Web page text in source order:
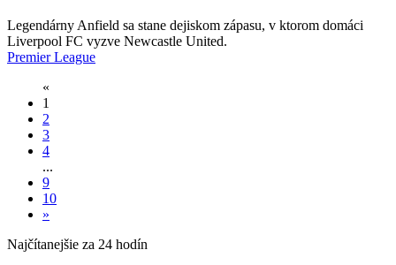
Legendárny Anfield sa stane dejiskom zápasu, v ktorom domáci
Liverpool FC vyzve Newcastle United.
Premier League
«
1
2
3
4
...
9
10
»
Najčítanejšie za 24 hodín